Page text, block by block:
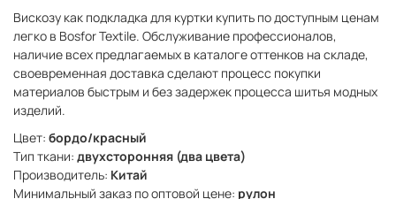
Вискозу как подкладка для куртки купить по доступным ценам
легко в Bosfor Textile. Обслуживание профессионалов,
наличие всех предлагаемых в каталоге оттенков на складе,
своевременная доставка сделают процесс покупки
материалов быстрым и без задержек процесса шитья модных
изделий.
Цвет: бордо/красный
Тип ткани: двухсторонняя (два цвета)
Производитель: Китай
Минимальный заказ по оптовой цене: рулон